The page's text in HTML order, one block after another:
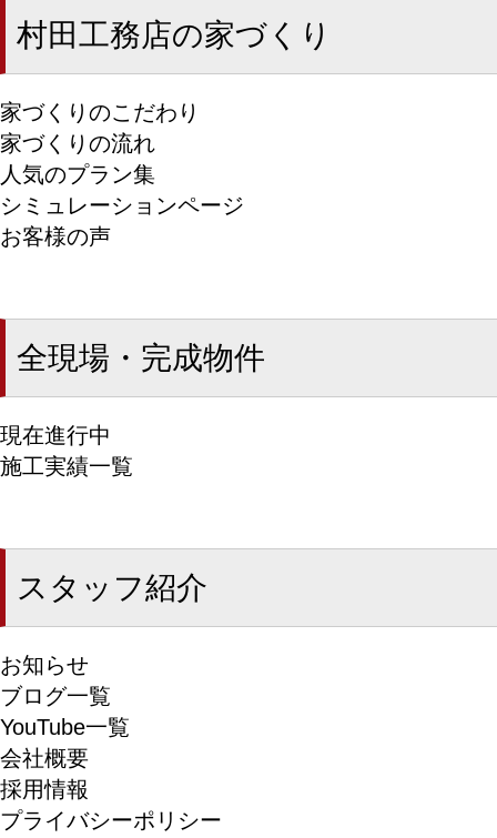
村田工務店の家づくり
家づくりのこだわり
家づくりの流れ
人気のプラン集
シミュレーションページ
お客様の声
全現場・完成物件
現在進行中
施工実績一覧
スタッフ紹介
お知らせ
ブログ一覧
YouTube一覧
会社概要
採用情報
プライバシーポリシー